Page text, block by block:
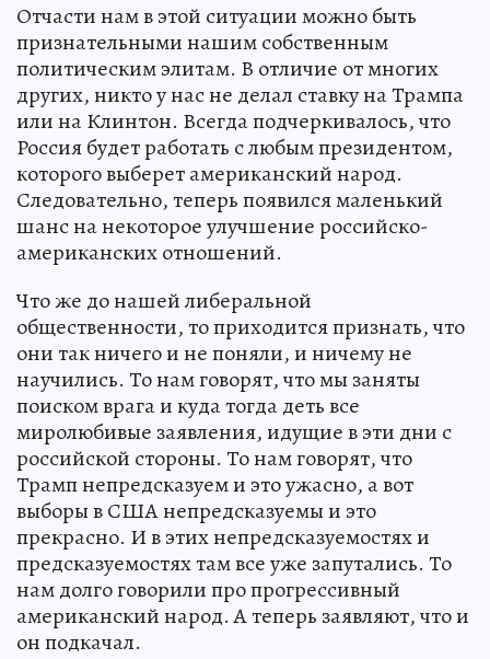
Отчасти нам в этой ситуации можно быть
признательными нашим собственным
политическим элитам. В отличие от многих
других, никто у нас не делал ставку на Трампа
или на Клинтон. Всегда подчеркивалось, что
Россия будет работать с любым президентом,
которого выберет американский народ.
Следовательно, теперь появился маленький
шанс на некоторое улучшение российско-
американских отношений.
Что же до нашей либеральной
общественности, то приходится признать, что
они так ничего и не поняли, и ничему не
научились. То нам говорят, что мы заняты
поиском врага и куда тогда деть все
миролюбивые заявления, идущие в эти дни с
российской стороны. То нам говорят, что
Трамп непредсказуем и это ужасно, а вот
выборы в США непредсказуемы и это
прекрасно. И в этих непредсказуемостях и
предсказуемостях там все уже запутались. То
нам долго говорили про прогрессивный
американский народ. А теперь заявляют, что и
он подкачал.